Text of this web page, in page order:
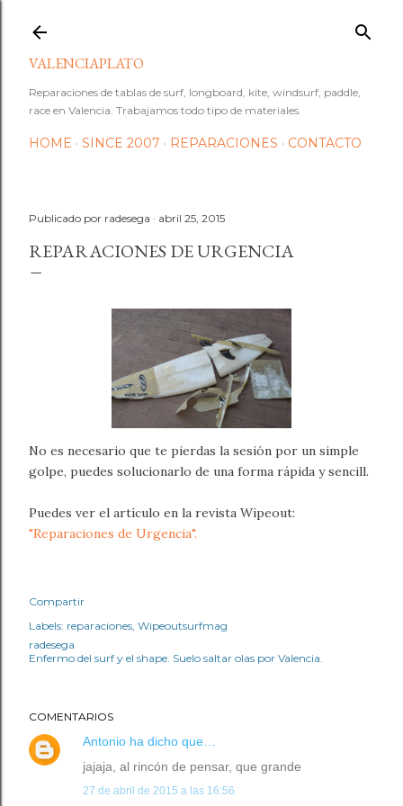
VALENCIAPLATO
Reparaciones de tablas de surf, longboard, kite, windsurf, paddle,
race en Valencia. Trabajamos todo tipo de materiales.
HOME SINCE 2007 REPARACIONES CONTACTO
Publicado por radesega abril 25, 2015
REPARACIONES DE URGENCIA
No es necesario que te pierdas la sesión por un simple
golpe, puedes solucionarlo de una forma rápida y sencill.
Puedes ver el artículo en la revista Wipeout:
"Reparaciones de Urgencia".
Compartir
Labels: reparaciones Wipeoutsurfmag
radesega
Enfermo del surf y el shape. Suelo saltar olas por Valencia.
COMENTARIOS
Antonio ha dicho que…
jajaja, al rincón de pensar, que grande
27 de abril de 2015 a las 16:56